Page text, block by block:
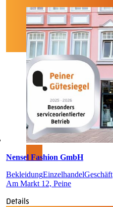
Nensel Fashion GmbH
BekleidungEinzelhandelGeschäft
Am Markt 12, Peine
Details